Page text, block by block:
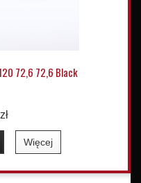
72,6 72,6 Black
Więcej